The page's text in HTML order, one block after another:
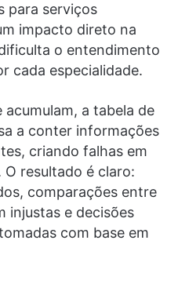
para serviços
impacto direto na
o entendimento
cada especialidade.
acumulam, a tabela de
a conter informações
criando falhas em
resultado é claro:
comparações entre
injustas e decisões
com base em